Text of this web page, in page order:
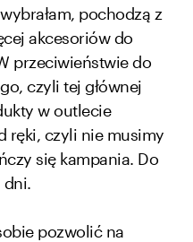
pochodzą z
akcesoriów do
przeciwieństwie do
czyli tej głównej
w outlecie
ręki, czyli nie musimy
się kampania. Do
dni.
pozwolić na